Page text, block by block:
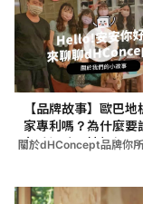
【品牌故事】歐巴地
家專利嗎？為什麼要
色確認孔？地板保固
關於dHConcept品牌你所